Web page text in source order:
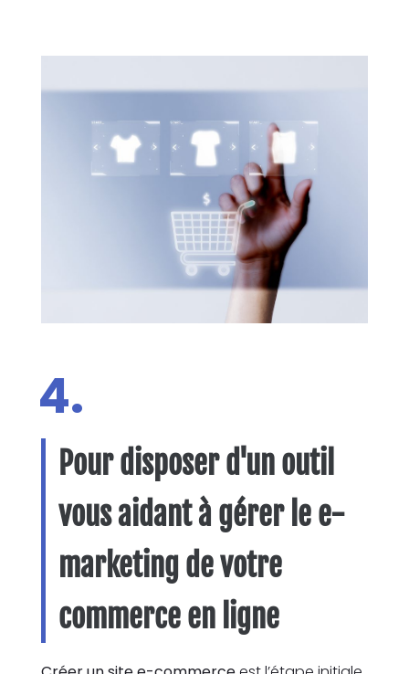
4.
Pour disposer d'un outil
vous aidant à gérer le e-
marketing de votre
commerce en ligne